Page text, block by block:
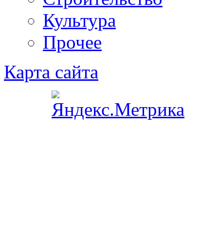
Культура
Прочее
Карта сайта